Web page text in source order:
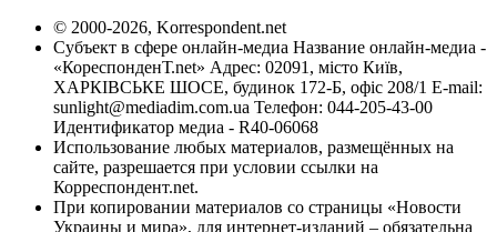
© 2000-2026, Korrespondent.net
Субъект в сфере онлайн-медиа Название онлайн-медиа -
«КореспонденТ.net» Адрес: 02091, місто Київ,
ХАРКІВСЬКЕ ШОСЕ, будинок 172-Б, офіс 208/1 E-mail:
sunlight@mediadim.com.ua Телефон: 044-205-43-00
Идентификатор медиа - R40-06068
Использование любых материалов, размещённых на
сайте, разрешается при условии ссылки на
Корреспондент.net.
При копировании материалов со страницы «Новости
Украины и мира», для интернет-изданий – обязательна